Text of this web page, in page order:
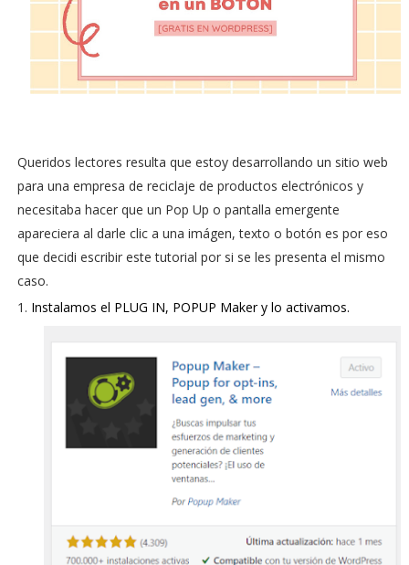
Queridos lectores resulta que estoy desarrollando un sitio web
para una empresa de reciclaje de productos electrónicos y
necesitaba hacer que un Pop Up o pantalla emergente
apareciera al darle clic a una imágen, texto o botón es por eso
que decidi escribir este tutorial por si se les presenta el mismo
caso.
Instalamos el PLUG IN, POPUP Maker y lo activamos.